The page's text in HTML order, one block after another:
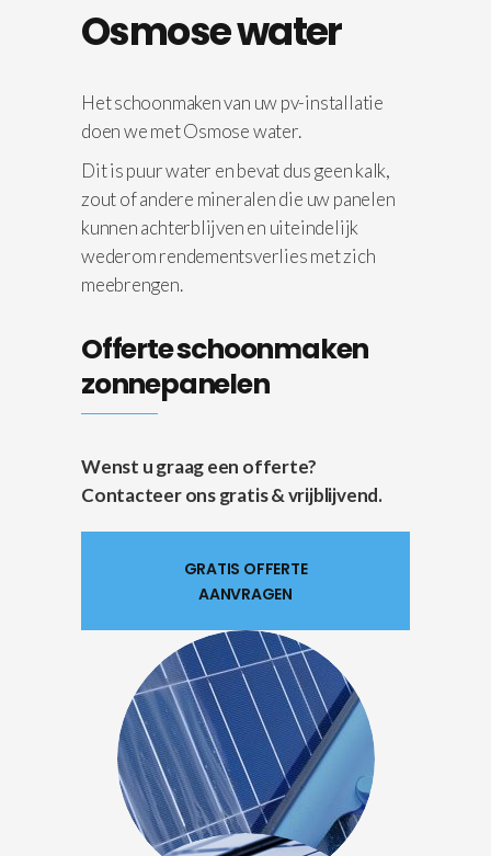
Osmose water
Het schoonmaken van uw pv-installatie
doen we met Osmose water.
Dit is puur water en bevat dus geen kalk,
zout of andere mineralen die uw panelen
kunnen achterblijven en uiteindelijk
wederom rendementsverlies met zich
meebrengen.
Offerte schoonmaken
zonnepanelen
Wenst u graag een offerte?
Contacteer ons gratis & vrijblijvend.
GRATIS OFFERTE
AANVRAGEN